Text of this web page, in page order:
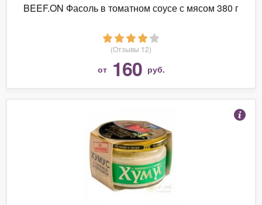
BEEF.ON Фасоль в томатном соусе с мясом 380 г
(Отзывы 12)
от 160 руб.